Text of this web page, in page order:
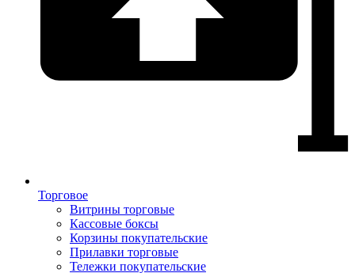
Торговое
Витрины торговые
Кассовые боксы
Корзины покупательские
Прилавки торговые
Тележки покупательские